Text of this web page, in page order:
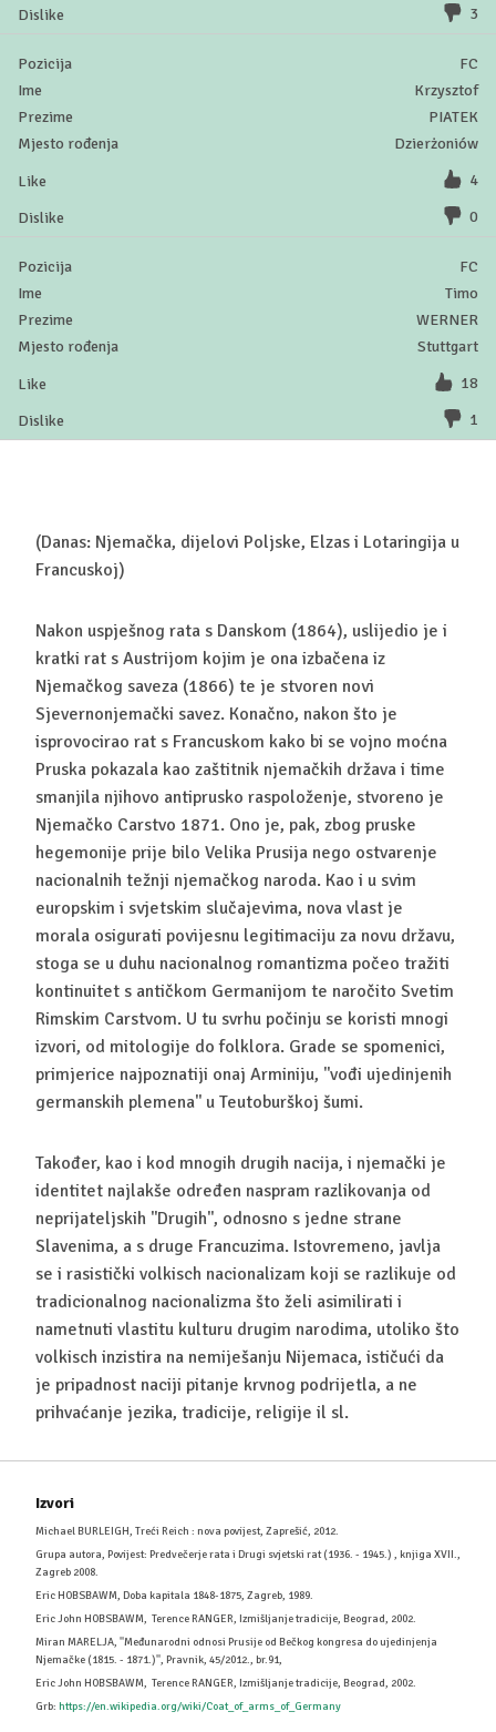
3
FC
Krzysztof
PIATEK
Dzierżoniów
4
0
FC
Timo
WERNER
Stuttgart
18
1
(Danas: Njemačka, dijelovi Poljske, Elzas i Lotaringija u
Francuskoj)
Nakon uspješnog rata s Danskom (1864), uslijedio je i
kratki rat s Austrijom kojim je ona izbačena iz
Njemačkog saveza (1866) te je stvoren novi
Sjevernonjemački savez. Konačno, nakon što je
isprovocirao rat s Francuskom kako bi se vojno moćna
Pruska pokazala kao zaštitnik njemačkih država i time
smanjila njihovo antiprusko raspoloženje, stvoreno je
Njemačko Carstvo 1871. Ono je, pak, zbog pruske
hegemonije prije bilo Velika Prusija nego ostvarenje
nacionalnih težnji njemačkog naroda. Kao i u svim
europskim i svjetskim slučajevima, nova vlast je
morala osigurati povijesnu legitimaciju za novu državu,
stoga se u duhu nacionalnog romantizma počeo tražiti
kontinuitet s antičkom Germanijom te naročito Svetim
Rimskim Carstvom. U tu svrhu počinju se koristi mnogi
izvori, od mitologije do folklora. Grade se spomenici,
primjerice najpoznatiji onaj Arminiju, ''vođi ujedinjenih
germanskih plemena'' u Teutoburškoj šumi.
Također, kao i kod mnogih drugih nacija, i njemački je
identitet najlakše određen naspram razlikovanja od
neprijateljskih ''Drugih'', odnosno s jedne strane
Slavenima, a s druge Francuzima. Istovremeno, javlja
se i rasistički volkisch nacionalizam koji se razlikuje od
tradicionalnog nacionalizma što želi asimilirati i
nametnuti vlastitu kulturu drugim narodima, utoliko što
volkisch inzistira na nemiješanju Nijemaca, ističući da
je pripadnost naciji pitanje krvnog podrijetla, a ne
prihvaćanje jezika, tradicije, religije il sl.
Izvori
Michael BURLEIGH, Treći Reich : nova povijest, Zaprešić, 2012.
Grupa autora, Povijest: Predvečerje rata i Drugi svjetski rat (1936. - 1945.) , knjiga XVII.,
Zagreb 2008.
Eric HOBSBAWM, Doba kapitala 1848-1875, Zagreb, 1989.
Eric John HOBSBAWM, Terence RANGER, Izmišljanje tradicije, Beograd, 2002.
Miran MARELJA, ''Međunarodni odnosi Prusije od Bečkog kongresa do ujedinjenja
Njemačke (1815. - 1871.)'', Pravnik, 45/2012., br.91,
Eric John HOBSBAWM, Terence RANGER, Izmišljanje tradicije, Beograd, 2002.
Grb: https://en.wikipedia.org/wiki/Coat_of_arms_of_Germany